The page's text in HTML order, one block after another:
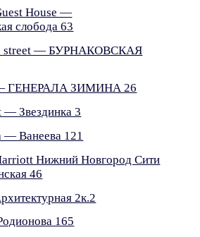
House —
слобода 63
street — БУРНАКОВСКАЯ
— ГЕНЕРАЛА ЗИМИНА 26
— Звездинка 3
— Ванеева 121
Нижний Новгород Сити
46
2к.2
165